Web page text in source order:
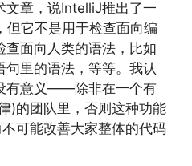
文章，说IntelliJ推出了一
，但它不是用于检查面向编
面向人类的语法，比如
里的语法，等等。我认
有意义——除非在一个有
)的团队里，否则这种功能
不可能改善大家整体的代码